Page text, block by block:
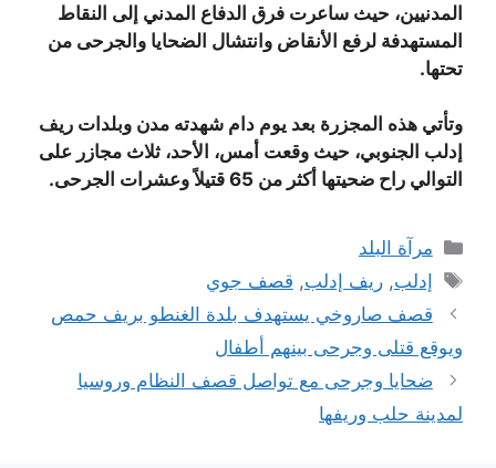
المدنيين، حيث ساعرت فرق الدفاع المدني إلى النقاط
المستهدفة لرفع الأنقاض وانتشال الضحايا والجرحى من
تحتها.
وتأتي هذه المجزرة بعد يوم دام شهدته مدن وبلدات ريف
إدلب الجنوبي، حيث وقعت أمس، الأحد، ثلاث مجازر على
التوالي راح ضحيتها أكثر من 65 قتيلاً وعشرات الجرحى.
التصنيفات
مرآة البلد
الوسوم
إدلب,ريف إدلب, قصف جوي
قصف صاروخي يستهدف بلدة الغنطو بريف حمص
ويوقع قتلى وجرحى بينهم أطفال
ضحايا وجرحى مع تواصل قصف النظام وروسيا
لمدينة حلب وريفها